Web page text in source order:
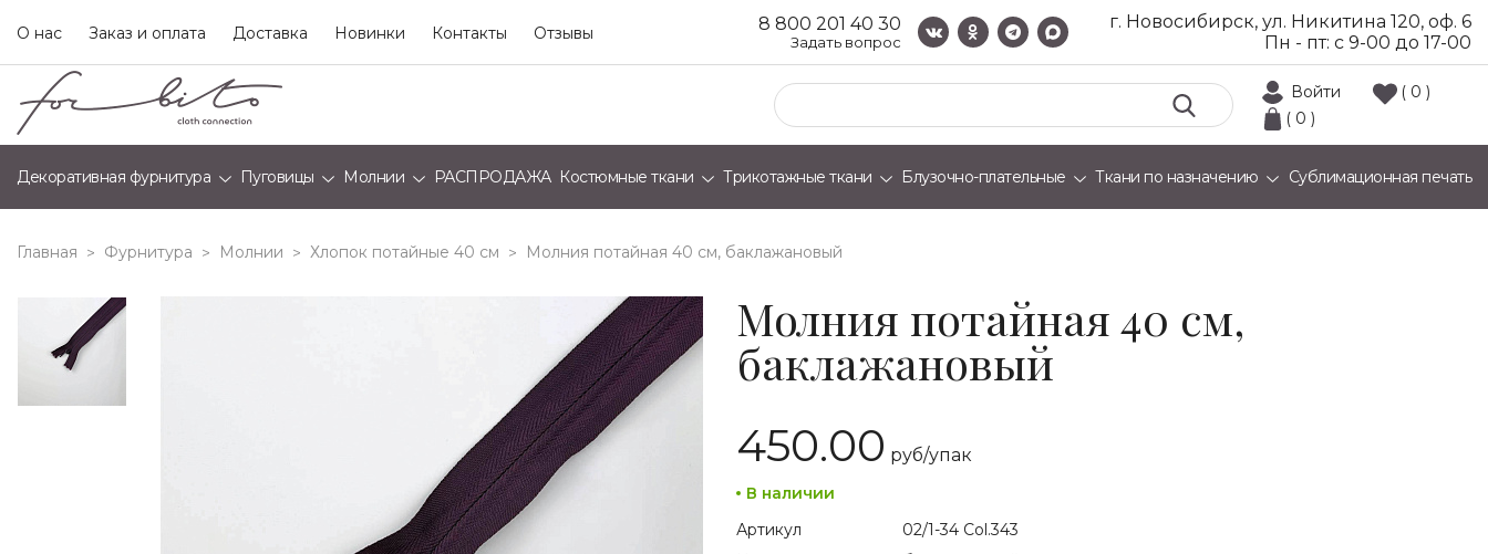
О нас Заказ и оплата Доставка Новинки Контакты Отзывы 8 800 201 40 30
Задать вопрос
г. Новосибирск, ул. Никитина 120, оф. 6
Пн - пт: с 9-00 до 17-00
Войти
( 0 )
( 0 )
Декоративная фурнитура Пуговицы Молнии РАСПРОДАЖА Костюмные ткани Трикотажные ткани Блузочно-плательные Ткани по назначению Сублимационная печать
Главная > Фурнитура > Молнии > Хлопок потайные 40 см > молния потайная 40 см, баклажановый
Молния потайная 40 см,
баклажановый
450.00 руб/упак
В наличии
Артикул
02/1-34 Col.343